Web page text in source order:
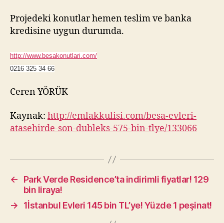
Projedeki konutlar hemen teslim ve banka
kredisine uygun durumda.
http://www.besakonutlari.com/
0216 325 34 66
Ceren YÖRÜK
Kaynak: http://emlakkulisi.com/besa-evleri-
atasehirde-son-dubleks-575-bin-tlye/133066
←
Park Verde Residence’ta indirimli fiyatlar! 129
bin liraya!
→
1İstanbul Evleri 145 bin TL’ye! Yüzde 1 peşinat!